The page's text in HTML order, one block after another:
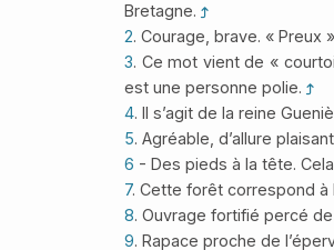
Bretagne.
2. Courage, brave. « Preux
3. Ce mot vient de «
est une personne polie.
4. Il s’agit de la reine
5. Agréable, d’allure
6 - Des pieds à la tête.
7. Cette forêt correspond à
8. Ouvrage fortifié percé
9. Rapace proche de